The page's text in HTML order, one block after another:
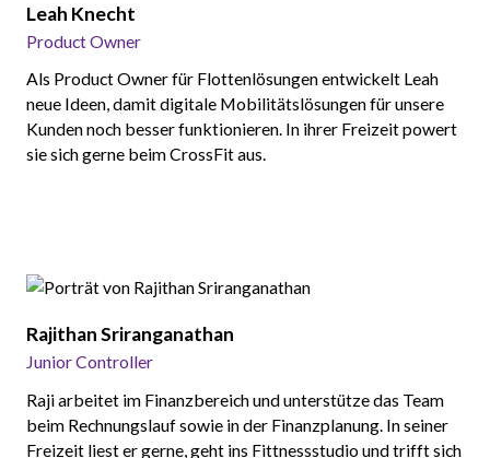
Leah Knecht
Product Owner
Als Product Owner für Flottenlösungen entwickelt Leah
neue Ideen, damit digitale Mobilitätslösungen für unsere
Kunden noch besser funktionieren. In ihrer Freizeit powert
sie sich gerne beim CrossFit aus.
Rajithan Sriranganathan
Junior Controller
Raji arbeitet im Finanzbereich und unterstütze das Team
beim Rechnungslauf sowie in der Finanzplanung. In seiner
Freizeit liest er gerne, geht ins Fittnessstudio und trifft sich